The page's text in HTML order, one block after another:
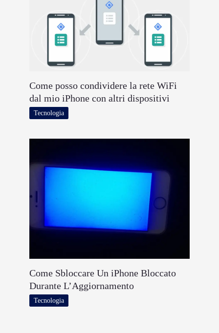
Come posso condividere la rete WiFi
dal mio iPhone con altri dispositivi
Tecnologia
Come Sbloccare Un iPhone Bloccato
Durante L’Aggiornamento
Tecnologia